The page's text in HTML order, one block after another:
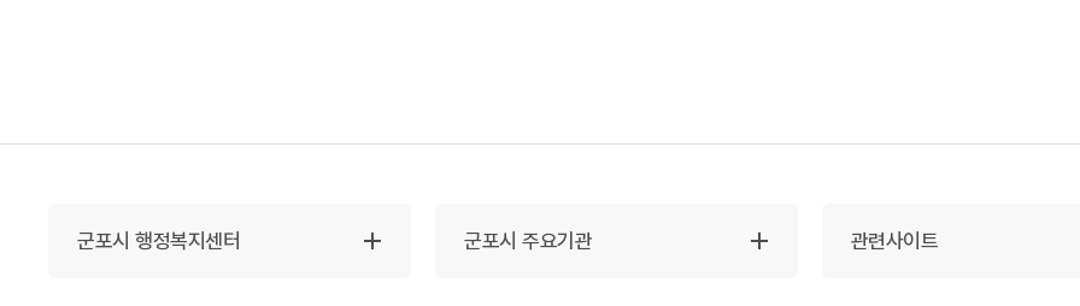
군포시 행정복지센터 군포시 주요기관 관련사이트